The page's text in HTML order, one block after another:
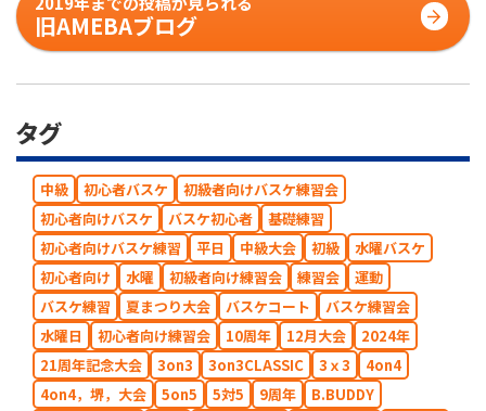
旧AMEBAブログ
タグ
中級 初心者バスケ
初級者向けバスケ練習会
初心者向けバスケ
バスケ初心者
基礎練習
初心者向けバスケ練習
平日 中級大会 初級
水曜バスケ
初心者向け
水曜 初級者向け練習会 練習会
運動
バスケ練習
夏まつり大会 バスケコート
バスケ練習会
水曜日
初心者向け練習会 10周年 12月大会
2024年
21周年記念大会
3on3 3on3CLASSIC 3ｘ3
4on4
4on4，堺，大会
5on5 5対5 9周年
B.BUDDY